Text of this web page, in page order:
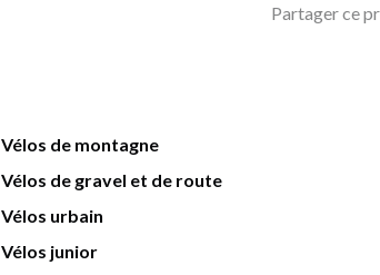
Partager ce
Vélos de montagne
Vélos de gravel et de route
Vélos urbain
Vélos junior